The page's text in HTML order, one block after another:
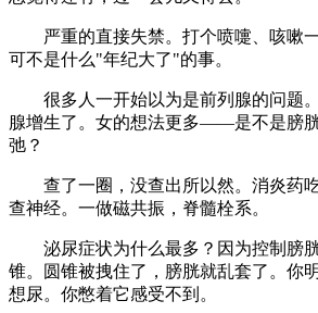
严重的直接失禁。打个喷嚏、咳嗽
可不是什么"年纪大了"的事。
很多人一开始以为是前列腺的问题。
腺增生了。女的想法更多——是不是膀
弛？
查了一圈，没查出所以然。消炎药吃
查神经。一做磁共振，脊髓栓系。
泌尿症状为什么最多？因为控制膀胱
锥。圆锥被拽住了，膀胱就乱套了。你
想尿。你憋着它感受不到。